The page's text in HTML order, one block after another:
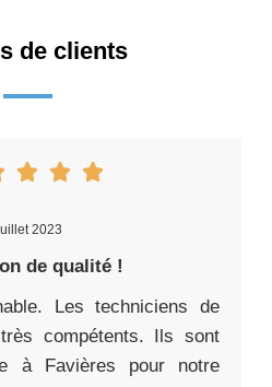
de clients
2023
de qualité !
Les techniciens de
compétents. Ils sont
à Favières pour notre